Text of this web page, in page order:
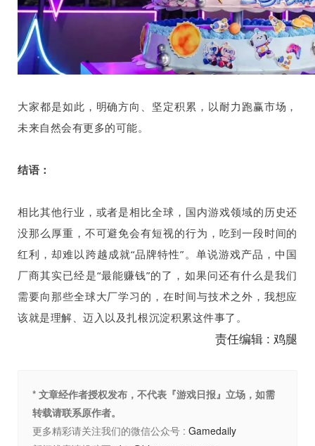
大家都是如此，明确方向、坚定积累，以耐力跑赢市场，
未来自然会有更多的可能。
结语：
相比其他行业，或者是相比全球，国内游戏领域的历史还
没那么厚重，不可避免会有短视的行为，吃到一段时间的
红利，却难以跨越成就“品牌特性”。单说游戏产品，中国
厂商其实已经是“最能赚钱”的了，如果问还有什么是我们
需要向那些全球大厂学习的，在时间与技术之外，我想应
该就是理解、迈入以及扎根沉淀积累这件事了。
责任编辑 : 鸡腿
* 文章经作者授权发布，不代表『游戏日报』立场，如需
转载请联系原作者。
更多精彩请关注我们的微信公众号 : Gamedaily